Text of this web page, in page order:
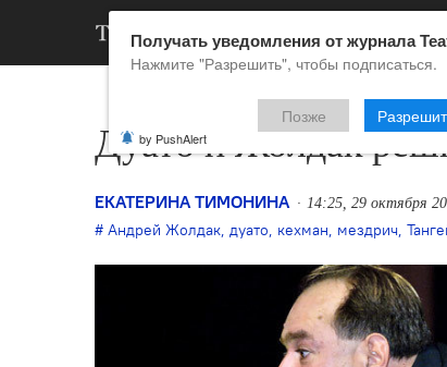
Дуато и Жолдак
ЕКАТЕРИНА ТИМОНИНА 14:25, 29 октября
Андрей Жолдак, дуато, кехман, мездрич,
Получать уведомления от журнала
Нажмите "Разрешить", чтобы подписаться.
Позже
by PushAlert